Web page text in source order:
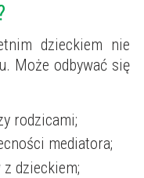
dzieckiem nie
Może odbywać się
rodzicami;
mediatora;
dzieckiem;